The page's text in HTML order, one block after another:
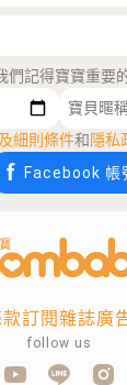
們記得寶寶重要
細則條件和隱私
Facebook 帳
訂閱雜誌廣
follow us